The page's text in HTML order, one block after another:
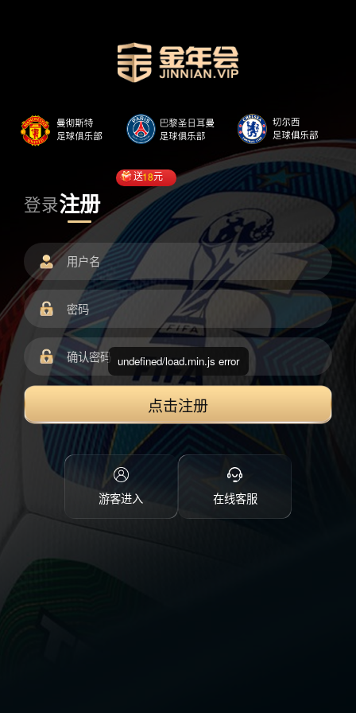
登录注册
送18元
点击注册
游客进入 在线客服
undefined/load.min.js error